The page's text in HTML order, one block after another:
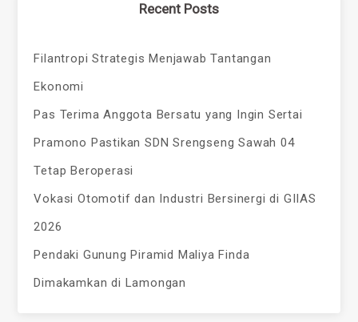
Recent Posts
Filantropi Strategis Menjawab Tantangan
Ekonomi
Pas Terima Anggota Bersatu yang Ingin Sertai
Pramono Pastikan SDN Srengseng Sawah 04
Tetap Beroperasi
Vokasi Otomotif dan Industri Bersinergi di GIIAS
2026
Pendaki Gunung Piramid Maliya Finda
Dimakamkan di Lamongan